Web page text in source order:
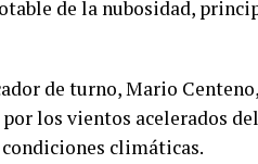
de la nubosidad,
de turno, Mario
los vientos acelerados
climáticas.